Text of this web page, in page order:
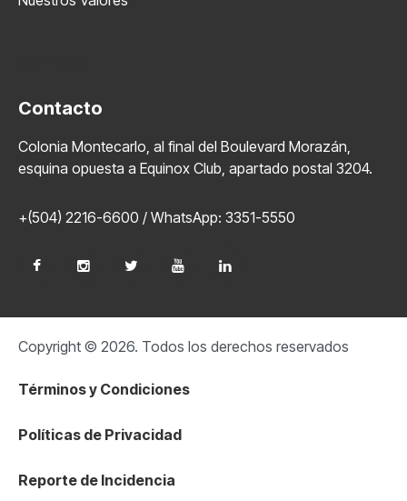
Contacto
Colonia Montecarlo, al final del Boulevard Morazán,
esquina opuesta a Equinox Club, apartado postal 3204.
+(504) 2216-6600 / WhatsApp: 3351-5550
Copyright © 2026. Todos los derechos reservados
Términos y Condiciones
Políticas de Privacidad
Reporte de Incidencia